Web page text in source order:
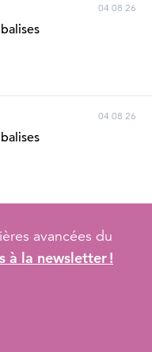
04 08 26
04 08 26
avancées du
à la newsletter !